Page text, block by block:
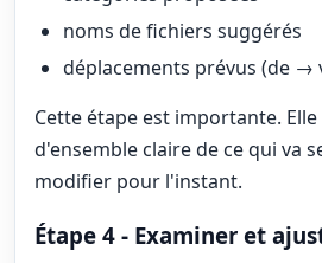
noms de fichiers suggérés
déplacements prévus (de →
Cette étape est importante.
d'ensemble claire de ce qui va
modifier pour l'instant.
Étape 4 - Examiner et